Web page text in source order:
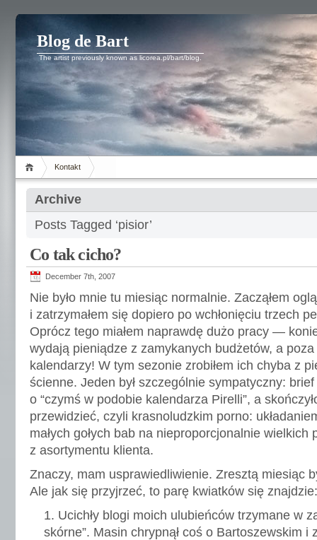
Blog de Bart
The artist previously known as licorea.pl/bart/blog.
Kontakt
Archive
Posts Tagged ‘pisior’
Co tak cicho?
December 7th, 2007
Nie było mnie tu miesiąc normalnie. Zacząłem
i zatrzymałem się dopiero po wchłonięciu trzech
Oprócz tego miałem naprawdę dużo pracy —
wydają pieniądze z zamykanych budżetów, a
kalendarzy! W tym sezonie zrobiłem ich chyba z
ścienne. Jeden był szczególnie sympatyczny: brief
o “czymś w podobie kalendarza Pirelli”, a
przewidzieć, czyli krasnoludzkim porno:
małych gołych bab na nieproporcjonalnie wielkich
z asortymentu klienta.
Znaczy, mam usprawiedliwienie. Zresztą miesiąc
Ale jak się przyjrzeć, to parę kwiatków się znajdzie:
Ucichły blogi moich ulubieńców trzymane w
skórne”. Masin chrypnął coś o Bartoszewskim i